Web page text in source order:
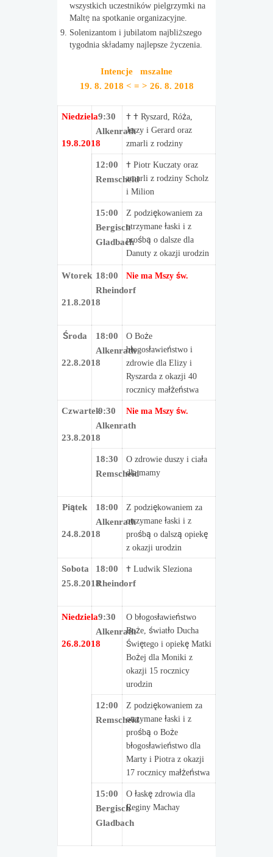
wszystkich uczestników pielgrzymki na
Maltę na spotkanie organizacyjne.
Solenizantom i jubilatom najbliższego
tygodnia składamy najlepsze życzenia.
Intencje mszalne
19. 8. 2018 < = > 26. 8. 2018
Niedziela
19.8.2018
9:30
Alkenrath
† † Ryszard, Róża,
Jerzy i Gerard oraz
zmarli z rodziny
12:00
Remscheid
† Piotr Kuczaty oraz
zmarli z rodziny Scholz
i Milion
15:00
Bergisch
Gladbach
Z podziękowaniem za
otrzymane łaski i z
prośbą o dalsze dla
Danuty z okazji urodzin
Wtorek
21.8.2018
18:00
Rheindorf
Nie ma Mszy św.
Środa
22.8.2018
18:00
Alkenrath
O Boże
błogosławieństwo i
zdrowie dla Elizy i
Ryszarda z okazji 40
rocznicy małżeństwa
Czwartek
23.8.2018
9:30
Alkenrath
Nie ma Mszy św.
18:30
Remscheid
O zdrowie duszy i ciała
dla mamy
Piątek
24.8.2018
18:00
Alkenrath
Z podziękowaniem za
otrzymane łaski i z
prośbą o dalszą opiekę
z okazji urodzin
Sobota
25.8.2018
18:00
Rheindorf
† Ludwik Sleziona
Niedziela
26.8.2018
9:30
Alkenrath
O błogosławieństwo
Boże, światło Ducha
Świętego i opiekę Matki
Bożej dla Moniki z
okazji 15 rocznicy
urodzin
12:00
Remscheid
Z podziękowaniem za
otrzymane łaski i z
prośbą o Boże
błogosławieństwo dla
Marty i Piotra z okazji
17 rocznicy małżeństwa
15:00
Bergisch
Gladbach
O łaskę zdrowia dla
Reginy Machay